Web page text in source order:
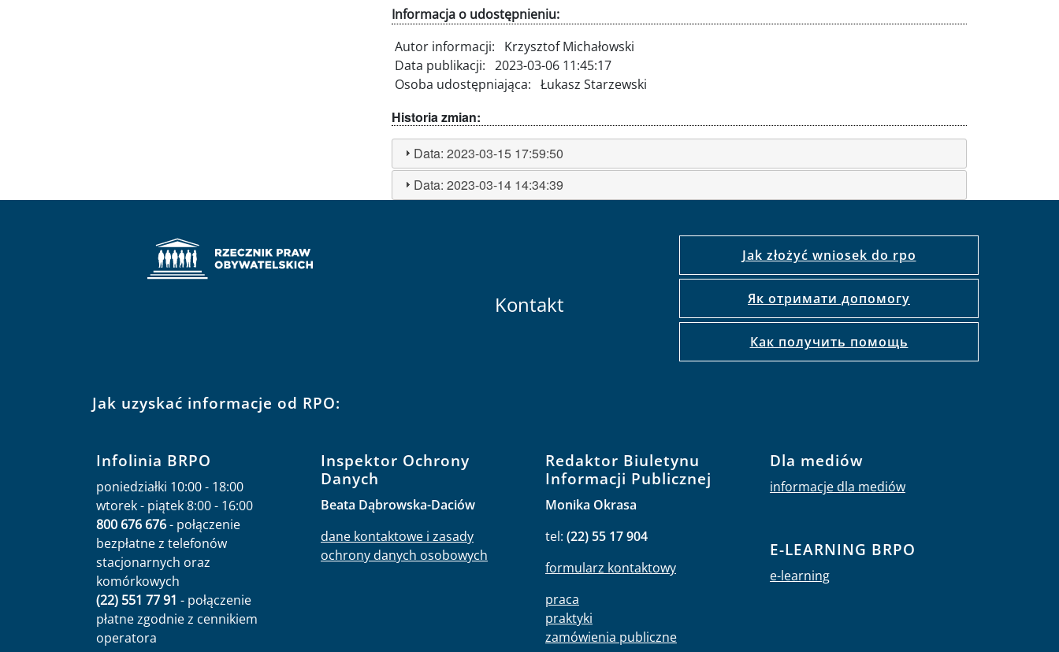
Informacja o udostępnieniu:
Autor informacji:
Krzysztof Michałowski
Data publikacji: 2023-03-06 11:45:17
Osoba udostępniająca: Łukasz Starzewski
Historia zmian:
Data:2023-03-15 17:59:50
Data:2023-03-14 14:34:39
Kontakt
Jak złożyć wniosek do rpo
Як отримати допомогу
Как получить помощь
Jak uzyskać informacje od RPO:
Infolinia BRPO
poniedziałki 10:00 - 18:00
wtorek - piątek 8:00 - 16:00
800 676 676- połączenie
bezpłatne z telefonów
stacjonarnych oraz
komórkowych
(22) 551 77 91 - połączenie
płatne zgodnie z cennikiem
operatora
Inspektor Ochrony
Danych
Beata Dąbrowska-Daciów
dane kontaktowe i zasady
ochrony danych osobowych
Redaktor Biuletynu
Informacji Publicznej
Monika Okrasa
tel: (22) 55 17 904
formularz kontaktowy
praca
praktyki
zamówienia publiczne
Dla mediów
informacje dla mediów
E-LEARNING BRPO
e-learning